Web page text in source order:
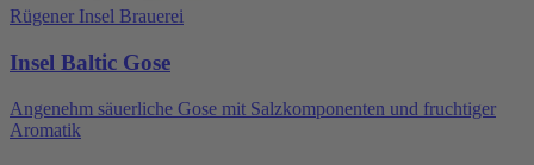
Rügener Insel Brauerei
Insel Baltic Gose
Angenehm säuerliche Gose mit Salzkomponenten und fruchtiger
Aromatik